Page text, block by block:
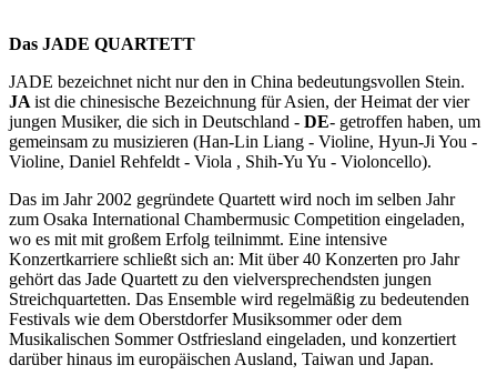
Das JADE QUARTETT
JADE bezeichnet nicht nur den in China bedeutungsvollen Stein.
JA ist die chinesische Bezeichnung für Asien, der Heimat der vier
jungen Musiker, die sich in Deutschland - DE- getroffen haben, um
gemeinsam zu musizieren (Han-Lin Liang - Violine, Hyun-Ji You -
Violine, Daniel Rehfeldt - Viola , Shih-Yu Yu - Violoncello).
Das im Jahr 2002 gegründete Quartett wird noch im selben Jahr
zum Osaka International Chambermusic Competition eingeladen,
wo es mit mit großem Erfolg teilnimmt. Eine intensive
Konzertkarriere schließt sich an: Mit über 40 Konzerten pro Jahr
gehört das Jade Quartett zu den vielversprechendsten jungen
Streichquartetten. Das Ensemble wird regelmäßig zu bedeutenden
Festivals wie dem Oberstdorfer Musiksommer oder dem
Musikalischen Sommer Ostfriesland eingeladen, und konzertiert
darüber hinaus im europäischen Ausland, Taiwan und Japan.